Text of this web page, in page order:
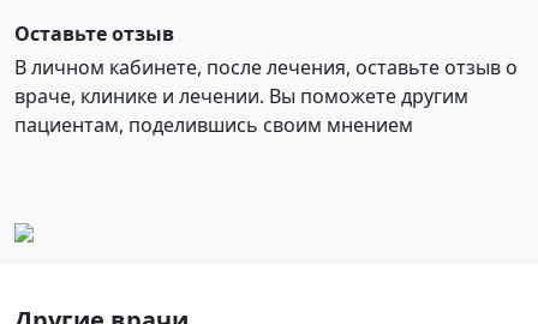
Оставьте отзыв
В личном кабинете, после лечения, оставьте отзыв о
враче, клинике и лечении. Вы поможете другим
пациентам, поделившись своим мнением